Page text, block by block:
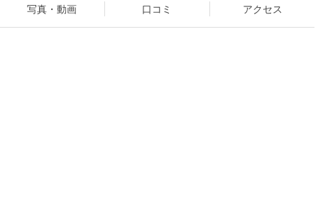
写真・動画 口コミ アクセス